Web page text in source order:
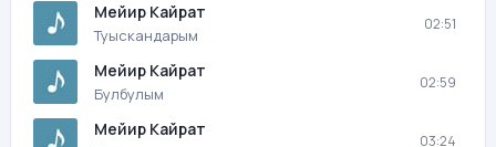
Мейир Кайрат
Туыскандарым
02:51
Мейир Кайрат
Булбулым
02:59
Мейир Кайрат
03:24